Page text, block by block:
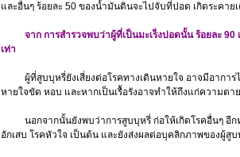
และอื่นๆ ร้อยละ 50 ของน้ำมันดินจะไปจับที่ปอด เกิดระคายเ
จาก การสำรวจพบว่าผู้ที่เป็นมะเร็งปอดนั้น ร้อยละ
เท่า
ผู้ที่สูบบุหรี่ยังเสี่ยงต่อโรคทางเดินหายใจ อาจมีอาการไ
หายใจขัด หอบ และหากเป็นเรื้อรังอาจทำให้ถึงแก่ความตา
นอกจากนั้นยังพบว่าการสูบบุหรี่ ก่อให้เกิดโรคอื่นๆ อีกหล
อักเสบ โรคหัวใจ เป็นต้น และยังส่งผลต่อบุคลิกภาพของผู้สู